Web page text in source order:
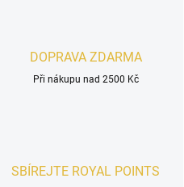
DOPRAVA ZDARMA
Při nákupu nad 2500 Kč
SBÍREJTE ROYAL POINTS